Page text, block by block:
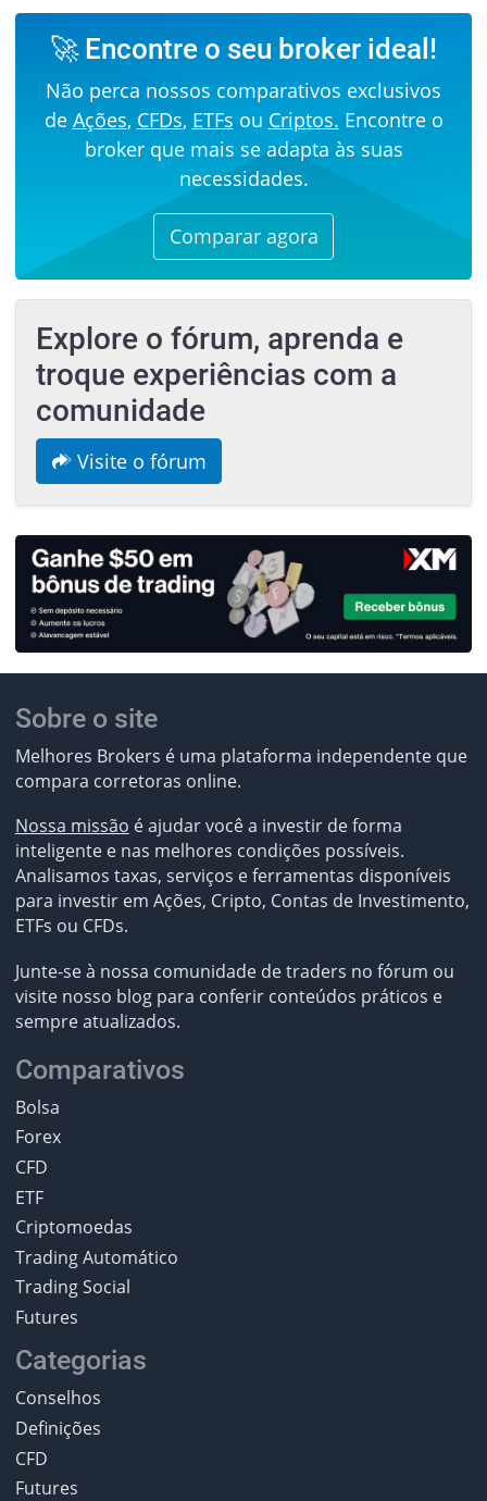
🚀 Encontre o seu broker ideal!
Não perca nossos comparativos exclusivos
de Ações, CFDs, ETFs ou Criptos. Encontre o
broker que mais se adapta às suas
necessidades.
Comparar agora
Explore o fórum, aprenda e
troque experiências com a
comunidade
Visite o fórum
Sobre o site
Melhores Brokers é uma plataforma independente que
compara corretoras online.
Nossa missão é ajudar você a investir de forma
inteligente e nas melhores condições possíveis.
Analisamos taxas, serviços e ferramentas disponíveis
para investir em Ações, Cripto, Contas de Investimento,
ETFs ou CFDs.
Junte-se à nossa comunidade de traders no fórum ou
visite nosso blog para conferir conteúdos práticos e
sempre atualizados.
Comparativos
Bolsa
Forex
CFD
ETF
Criptomoedas
Trading Automático
Trading Social
Futures
Categorias
Conselhos
Definições
CFD
Futures